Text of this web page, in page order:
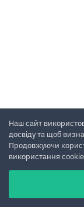
Наш сайт
досвіду та щоб
Продовжуючи
використання